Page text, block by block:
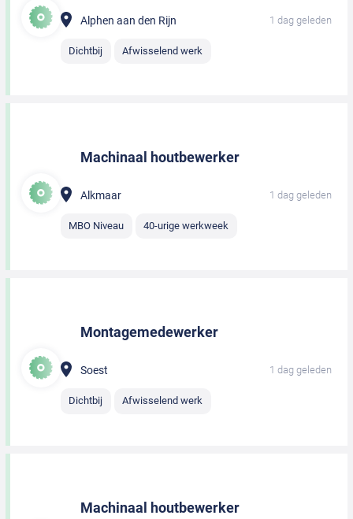
Alphen aan den Rijn 1 dag geleden
Dichtbij Afwisselend werk
Machinaal houtbewerker
Alkmaar 1 dag geleden
MBO Niveau 40-urige werkweek
Montagemedewerker
Soest 1 dag geleden
Dichtbij Afwisselend werk
Machinaal houtbewerker